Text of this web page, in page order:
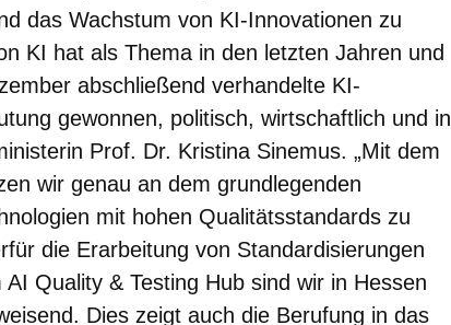
das Wachstum von KI-Innovationen zu
KI hat als Thema in den letzten Jahren und
abschließend verhandelte KI-
gewonnen, politisch, wirtschaftlich und in
Prof. Dr. Kristina Sinemus. „Mit dem
wir genau an dem grundlegenden
mit hohen Qualitätsstandards zu
die Erarbeitung von Standardisierungen
Quality & Testing Hub sind wir in Hessen
Dies zeigt auch die Berufung in das